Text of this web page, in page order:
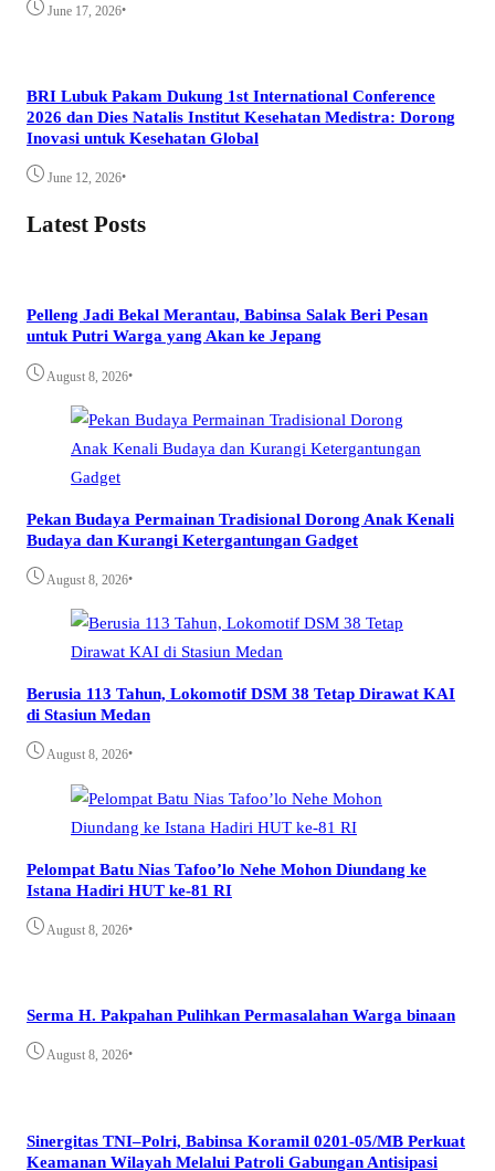
June 17, 2026•
BRI Lubuk Pakam Dukung 1st International Conference
2026 dan Dies Natalis Institut Kesehatan Medistra: Dorong
Inovasi untuk Kesehatan Global
June 12, 2026•
Latest Posts
Pelleng Jadi Bekal Merantau, Babinsa Salak Beri Pesan
untuk Putri Warga yang Akan ke Jepang
August 8, 2026•
Pekan Budaya Permainan Tradisional Dorong Anak Kenali
Budaya dan Kurangi Ketergantungan Gadget
August 8, 2026•
Berusia 113 Tahun, Lokomotif DSM 38 Tetap Dirawat KAI
di Stasiun Medan
August 8, 2026•
Pelompat Batu Nias Tafoo’lo Nehe Mohon Diundang ke
Istana Hadiri HUT ke-81 RI
August 8, 2026•
Serma H. Pakpahan Pulihkan Permasalahan Warga binaan
August 8, 2026•
Sinergitas TNI–Polri, Babinsa Koramil 0201-05/MB Perkuat
Keamanan Wilayah Melalui Patroli Gabungan Antisipasi